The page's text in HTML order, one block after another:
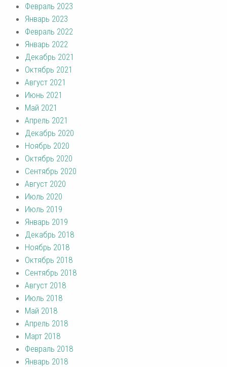
Февраль 2023
Январь 2023
Февраль 2022
Январь 2022
Декабрь 2021
Октябрь 2021
Август 2021
Июнь 2021
Май 2021
Апрель 2021
Декабрь 2020
Ноябрь 2020
Октябрь 2020
Сентябрь 2020
Август 2020
Июль 2020
Июль 2019
Январь 2019
Декабрь 2018
Ноябрь 2018
Октябрь 2018
Сентябрь 2018
Август 2018
Июль 2018
Май 2018
Апрель 2018
Март 2018
Февраль 2018
Январь 2018